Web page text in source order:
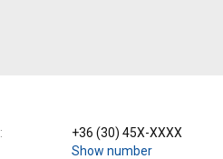
+36 (30) 45X-XXXX
Show number